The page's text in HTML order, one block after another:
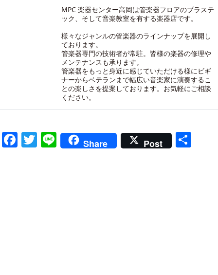
MPC 楽器センター高岡は管楽器フロアのブラステ
ック、そして音楽教室を有する楽器店です。
様々なジャンルの管楽器のラインナップを展開し
ております。
管楽器専門の技術者が常駐。皆様の楽器の修理や
メンテナンスも承ります。
管楽器をもっと身近に感じていただける様にビギ
ナーからベテランまで幅広い音楽家に演奏するこ
との楽しさを提案しております。お気軽にご相談
ください。
Facebook
Twitter
LineShare Post